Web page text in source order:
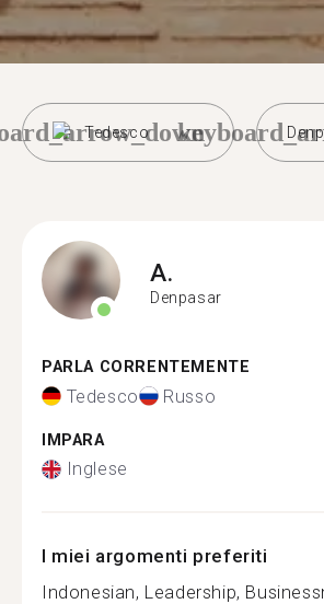
Tedesco
A.
Denpasar
PARLA CORRENTEMENTE
Tedesco Russo
IMPARA
Inglese
I miei argomenti preferiti
Indonesian, Leadership,